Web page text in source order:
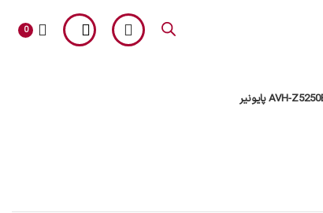
آلپاین
0